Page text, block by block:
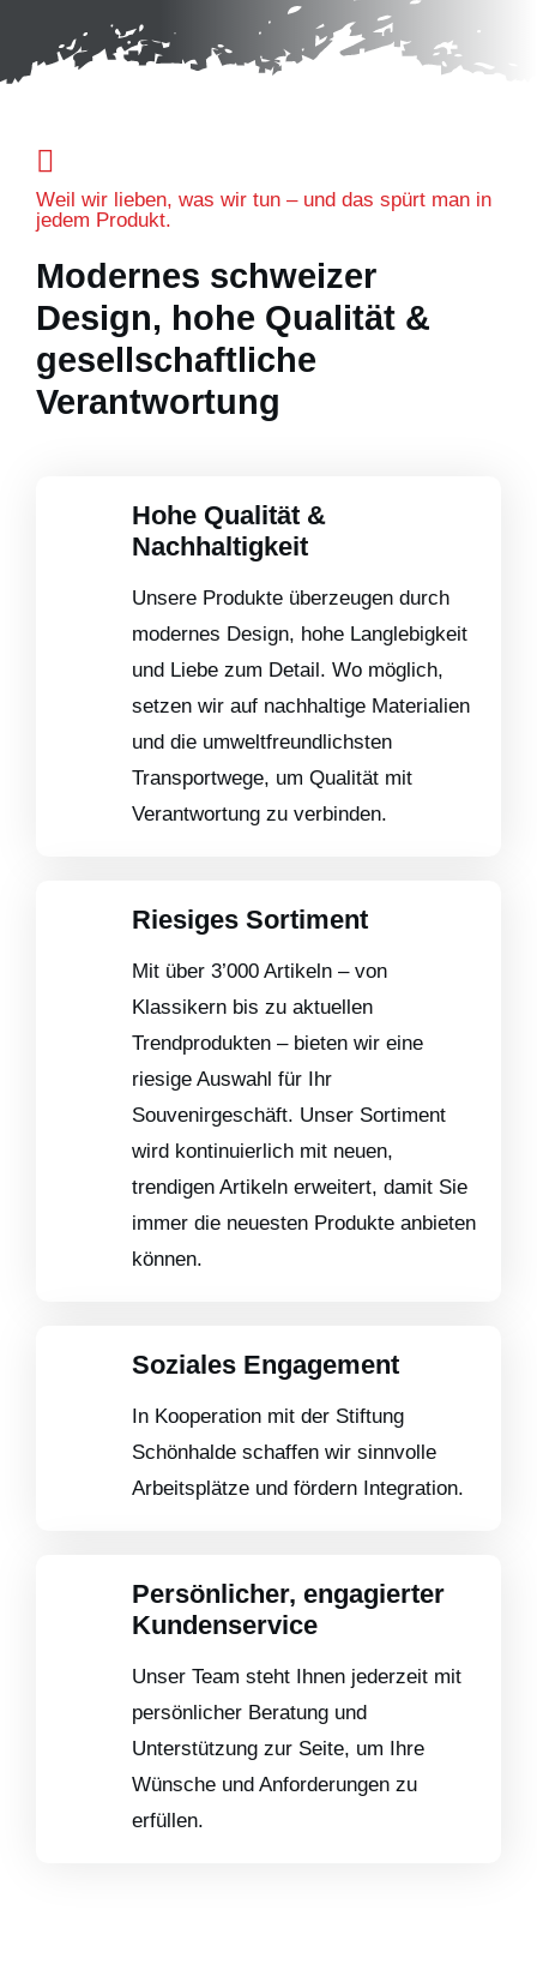
Weil wir lieben, was wir tun – und das spürt man in
jedem Produkt.
Modernes schweizer
Design, hohe Qualität &
gesellschaftliche
Verantwortung
Hohe Qualität &
Nachhaltigkeit
Unsere Produkte überzeugen durch
modernes Design, hohe Langlebigkeit
und Liebe zum Detail. Wo möglich,
setzen wir auf nachhaltige Materialien
und die umweltfreundlichsten
Transportwege, um Qualität mit
Verantwortung zu verbinden.
Riesiges Sortiment
Mit über 3’000 Artikeln – von
Klassikern bis zu aktuellen
Trendprodukten – bieten wir eine
riesige Auswahl für Ihr
Souvenirgeschäft. Unser Sortiment
wird kontinuierlich mit neuen,
trendigen Artikeln erweitert, damit Sie
immer die neuesten Produkte anbieten
können.
Soziales Engagement
In Kooperation mit der Stiftung
Schönhalde schaffen wir sinnvolle
Arbeitsplätze und fördern Integration.
Persönlicher, engagierter
Kundenservice
Unser Team steht Ihnen jederzeit mit
persönlicher Beratung und
Unterstützung zur Seite, um Ihre
Wünsche und Anforderungen zu
erfüllen.